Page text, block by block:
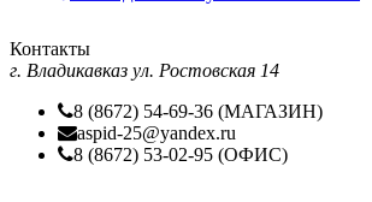
Контакты
г. Владикавказ ул. Ростовская 14
8 (8672) 54-69-36 (МАГАЗИН)
aspid-25@yandex.ru
8 (8672) 53-02-95 (ОФИС)